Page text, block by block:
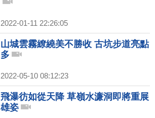
2022-01-11 22:26:05
山城雲霧繚繞美不勝收 古坑步道亮點
多
2022-05-10 08:12:23
飛瀑彷如從天降 草嶺水濂洞即將重展
雄姿